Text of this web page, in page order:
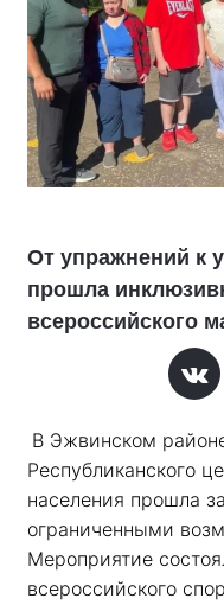
От упражнений к
прошла
всероссийского
В Эжвинском
Республиканского
населения прошла
ограниченными
Мероприятие
всероссийского